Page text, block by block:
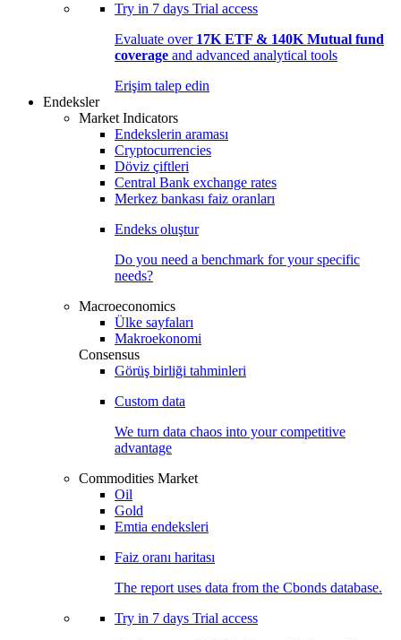
Try in 7 days Trial access
Evaluate over 17K ETF & 140K Mutual fund
coverage and advanced analytical tools
Erişim talep edin
Endeksler
Market Indicators
Endekslerin araması
Cryptocurrencies
Döviz çiftleri
Central Bank exchange rates
Merkez bankası faiz oranları
Endeks oluştur
Do you need a benchmark for your specific
needs?
Macroeconomics
Ülke sayfaları
Makroekonomi
Consensus
Görüş birliği tahminleri
Custom data
We turn data chaos into your competitive
advantage
Commodities Market
Oil
Gold
Emtia endeksleri
Faiz oranı haritası
The report uses data from the Cbonds database.
Try in 7 days Trial access